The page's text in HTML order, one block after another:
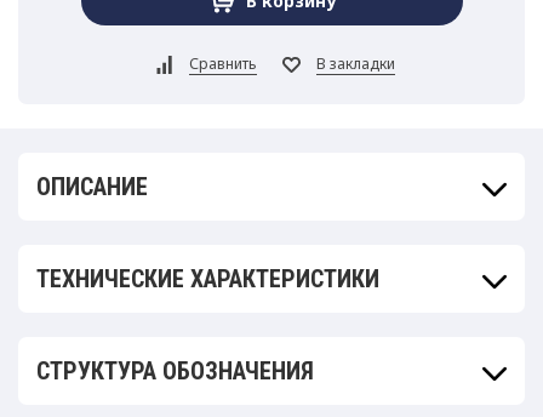
ОПИСАНИЕ
ТЕХНИЧЕСКИЕ ХАРАКТЕРИСТИКИ
СТРУКТУРА ОБОЗНАЧЕНИЯ